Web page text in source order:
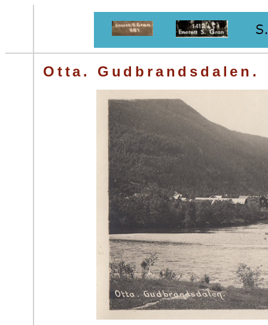
Otta. Gudbrandsdalen.